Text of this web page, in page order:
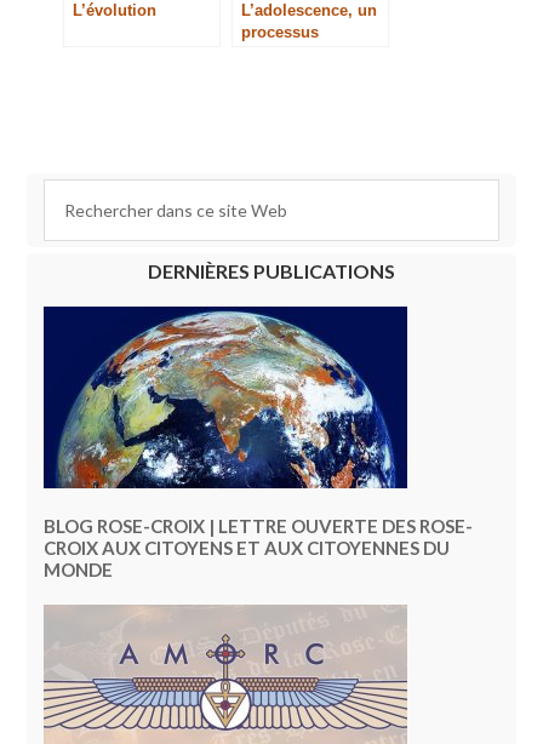
L’évolution
L’adolescence, un
processus
DERNIÈRES PUBLICATIONS
BLOG ROSE-CROIX | LETTRE OUVERTE DES ROSE-
CROIX AUX CITOYENS ET AUX CITOYENNES DU
MONDE